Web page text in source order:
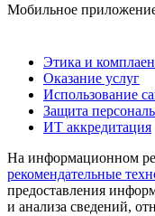
Мобильное
Этика и
Оказание услуг
Использование
Защита
ИТ аккредитация
На информационном
рекомендательные
предоставления
и анализа сведений,